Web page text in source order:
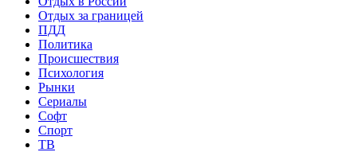
Отдых за границей
ПДД
Политика
Происшествия
Психология
Рынки
Сериалы
Софт
Спорт
ТВ